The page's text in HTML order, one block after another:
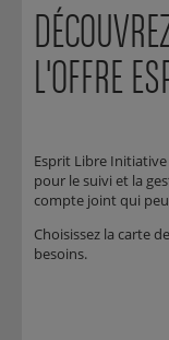
L'OFFRE
Esprit Libre
pour le suivi et la
compte joint qui
Choisissez la carte
besoins.